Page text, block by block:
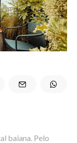
baiana. Pelo